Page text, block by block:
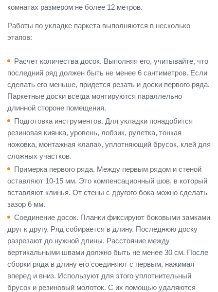
комнатах размером не более 12 метров.
Работы по укладке паркета выполняются в несколько
этапов:
Расчет количества досок. Выполняя его, учитывайте, что
последний ряд должен быть не менее 6 сантиметров. Если
сделать его меньше, придется резать и доски первого ряда.
Паркетные доски всегда монтируются параллельно
длинной стороне помещения.
Подготовка инструментов. Для укладки понадобится
резиновая киянка, уровень, лобзик, рулетка, тонкая
ножовка, монтажная «лапа», уплотняющий брусок, клей для
сложных участков.
Примерка первого ряда. Между первым рядом и стеной
оставляют 10-15 мм. Это компенсационный шов, в который
вставляют клинья. От стены с другого бока можно сделать
зазор 6 мм.
Соединение досок. Планки фиксируют боковыми замками
друг к другу. Ряд собирается в длину. Последнюю доску
разрезают до нужной длины. Расстояние между
вертикальными швами должно быть не менее 30 см. После
сборки ряда в длину его соединяют с первым, нажимая
вперед и вниз. Используют для этого уплотнительный
брусок и резиновый молоток. С их помощью удаляются